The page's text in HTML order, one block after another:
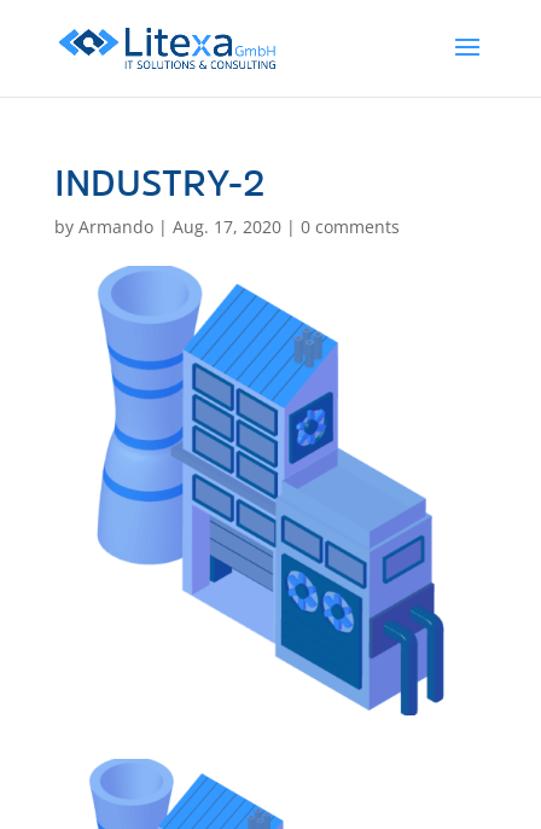
INDUSTRY-2
by Armando| Aug. 17, 2020| 0 comments